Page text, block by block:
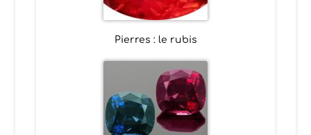
Pierres : le rubis